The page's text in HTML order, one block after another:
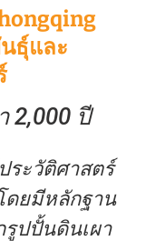
ธุ์และ
2,000 ปี
ระวัติศาสตร์
ยมีหลักฐาน
ปปั้นดินเผา